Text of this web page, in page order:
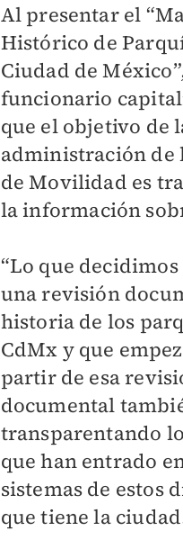
Al presentar el
Histórico de
Ciudad de
funcionario
que el objetivo de
administración de
de Movilidad es
la información
“Lo que
una revisión
historia de los
CdMx y que
partir de esa
documental
transparentando
que han entrado
sistemas de estos
que tiene la